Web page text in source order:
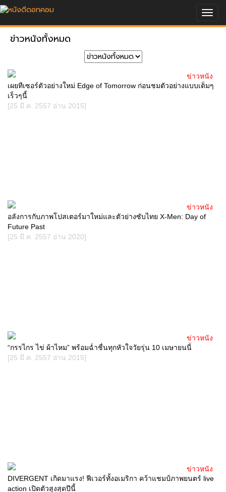
ข่าวหนังทั้งหมด
เผยทีเซอร์ตัวอย่างใหม่ Edge of Tomorrow ก่อนชมตัวอย่างแบบเต็มๆ
เร็วๆนี้
[25 มี.ค. 2557 อ่าน 2015]
ข่าวหนัง
อลังการกับภาพโปสเตอร์มาใหม่และตัวย่างซับไทย X-Men: Day of
Future Past
[25 มี.ค. 2557 อ่าน 2020]
ข่าวหนัง
“กรรไกร ไข่ ผ้าไหม” พร้อมฉ่ำชื่นทุกหัวใจวัยรุ่น 10 เมษายนนี้
[25 มี.ค. 2557 อ่าน 2015]
ข่าวหนัง
DIVERGENT เกิดมาแรง! ฟีเวอร์ทั้งอเมริกา คว้าแชมป์ภาพยนตร์ live
action เปิดตัวสูงสุดปีนี้
ข่าวหนัง